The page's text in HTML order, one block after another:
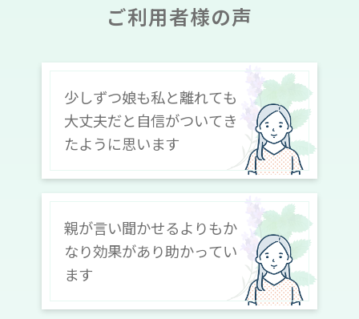
ご利用者様の声
少しずつ娘も私と離れても
大丈夫だと自信がついてき
たように思います
親が言い聞かせるよりもか
なり効果があり助かってい
ます